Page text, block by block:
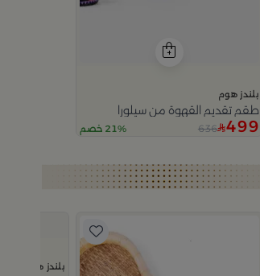
بلندز هوم
طقم تقديم القهوة من سيلورا
499
636 21% خصم
بلندز هوم